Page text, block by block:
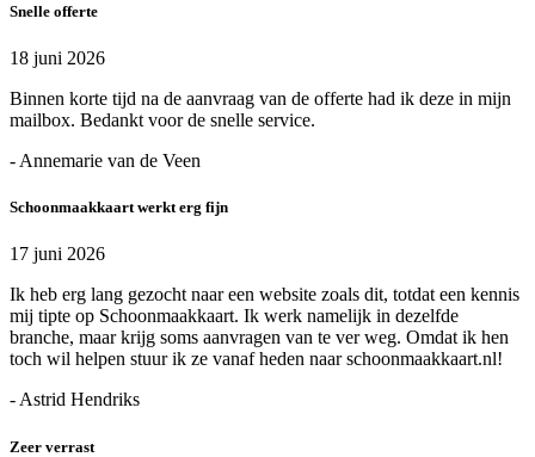
Snelle offerte
18 juni 2026
Binnen korte tijd na de aanvraag van de offerte had ik deze in mijn
mailbox. Bedankt voor de snelle service.
- Annemarie van de Veen
Schoonmaakkaart werkt erg fijn
17 juni 2026
Ik heb erg lang gezocht naar een website zoals dit, totdat een kennis
mij tipte op Schoonmaakkaart. Ik werk namelijk in dezelfde
branche, maar krijg soms aanvragen van te ver weg. Omdat ik hen
toch wil helpen stuur ik ze vanaf heden naar schoonmaakkaart.nl!
- Astrid Hendriks
Zeer verrast